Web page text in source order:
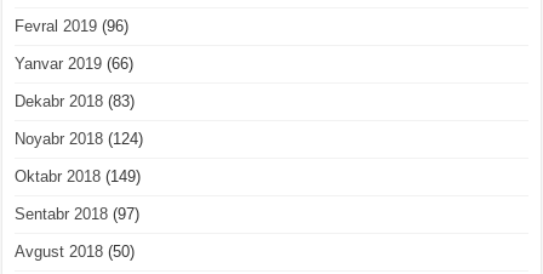
Fevral 2019 (96)
Yanvar 2019 (66)
Dekabr 2018 (83)
Noyabr 2018 (124)
Oktabr 2018 (149)
Sentabr 2018 (97)
Avgust 2018 (50)